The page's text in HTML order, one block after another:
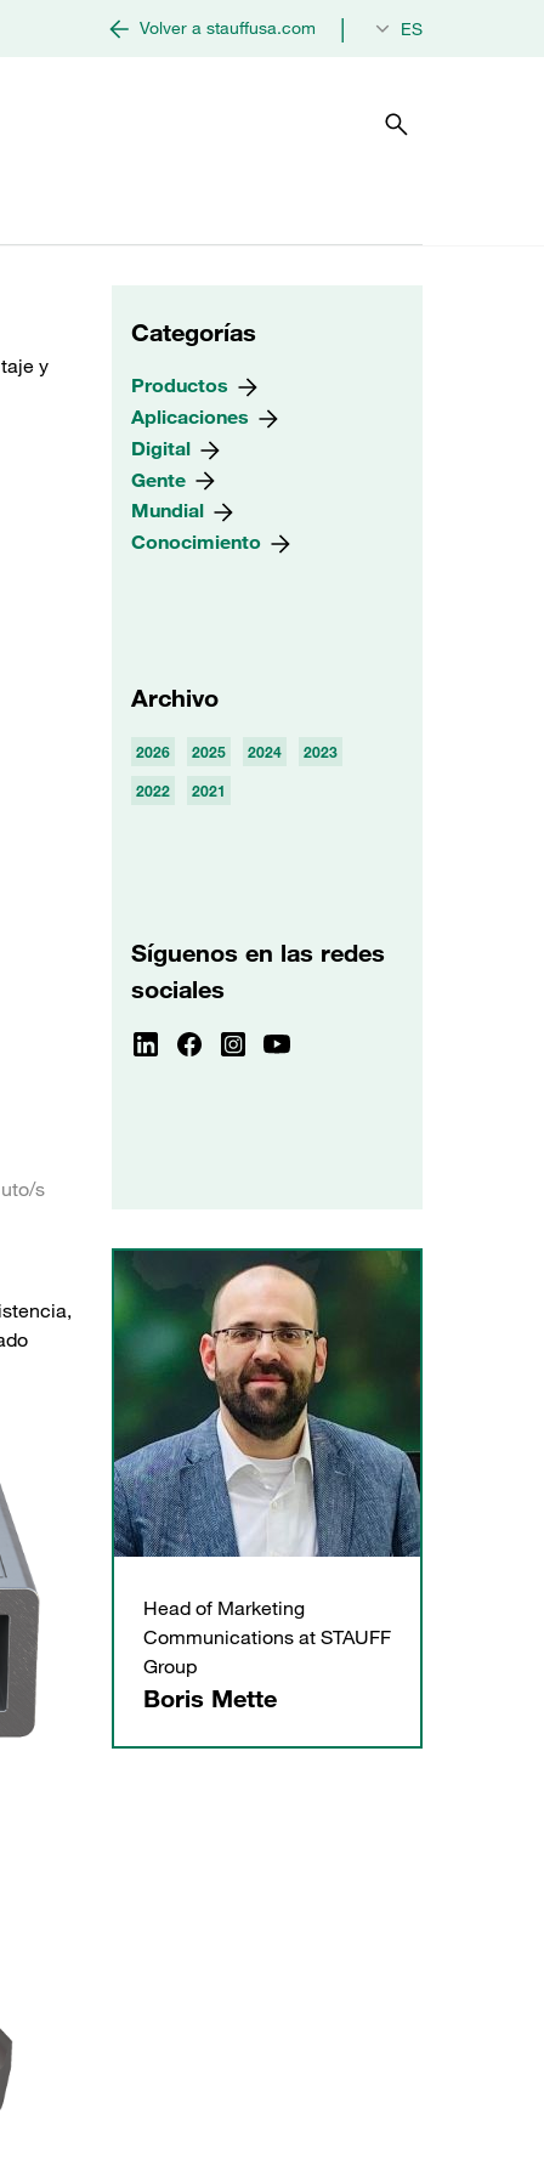
Volver a stauffusa.com ES
y
s
Categorías
Productos
Aplicaciones
Digital
Gente
Mundial
Conocimiento
Archivo
2026 2025 2024
2023
2022
2021
Síguenos en las redes
sociales
Head of Marketing
Communications at STAUFF
Group
Boris Mette